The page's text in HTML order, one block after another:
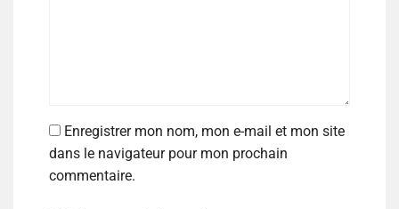
Enregistrer mon nom, mon e-mail et mon site
dans le navigateur pour mon prochain
commentaire.